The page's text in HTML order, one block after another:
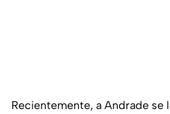
Recientemente, a Andrade